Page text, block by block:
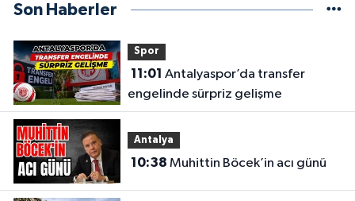
Son Haberler
Spor
11:01
engelinde sürpriz gelişme
Antalya
10:38 Muhittin Böcek’in acı günü